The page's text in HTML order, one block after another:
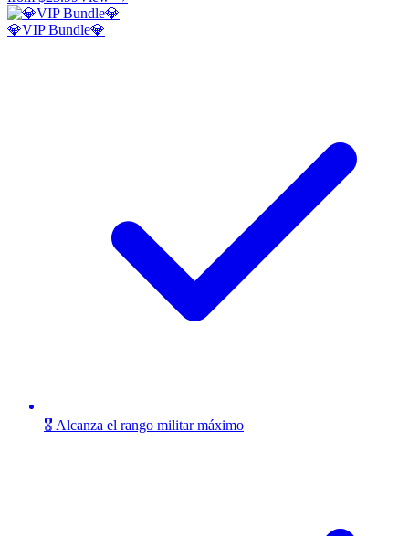
💎VIP Bundle💎
🎖️ Alcanza el rango militar máximo